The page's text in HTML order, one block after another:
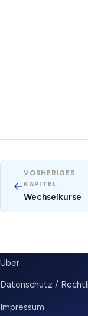
←
VORHERIGES
KAPITEL
Wechselkurse
SUBMENU
Über
Datenschutz /
Impressum